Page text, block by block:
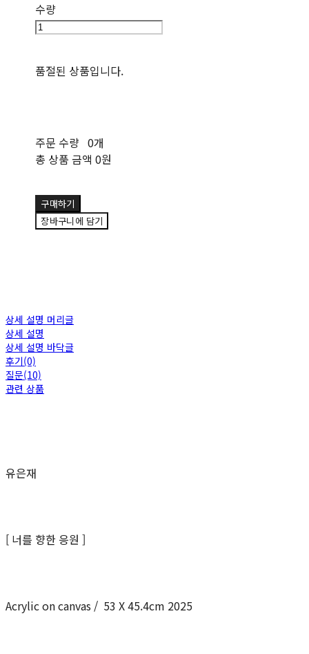
수량
품절된 상품입니다.
주문 수량 0개
총 상품 금액 0원
구매하기
장바구니에 담기
상세 설명 머리글
상세 설명
상세 설명 바닥글
후기(0)
질문(10)
관련 상품
유은재
[ 너를 향한 응원 ]
Acrylic on canvas / 53 X 45.4cm 2025